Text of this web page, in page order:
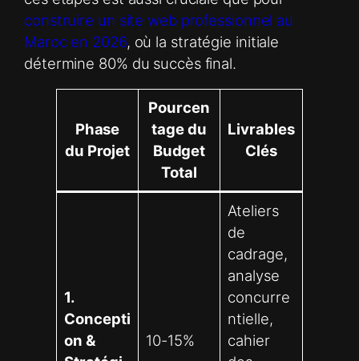
construire un site web professionnel au
Maroc en 2026, où la stratégie initiale
détermine 80% du succès final.
Phase
du Projet
Pourcen
tage du
Budget
Total
Livrables
Clés
1.
Concepti
on &
10-15%
Ateliers
de
cadrage,
analyse
concurre
ntielle,
cahier